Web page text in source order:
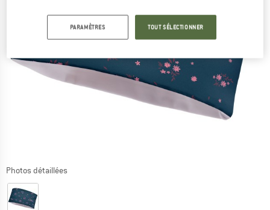
Photos détaillées
PARAMÈTRES TOUT SÉLECTIONNER